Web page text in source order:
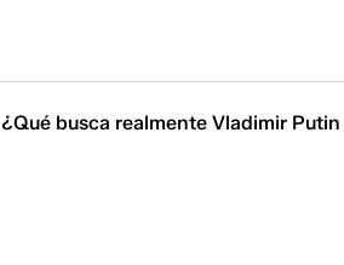
¿Qué busca realmente Vladimir